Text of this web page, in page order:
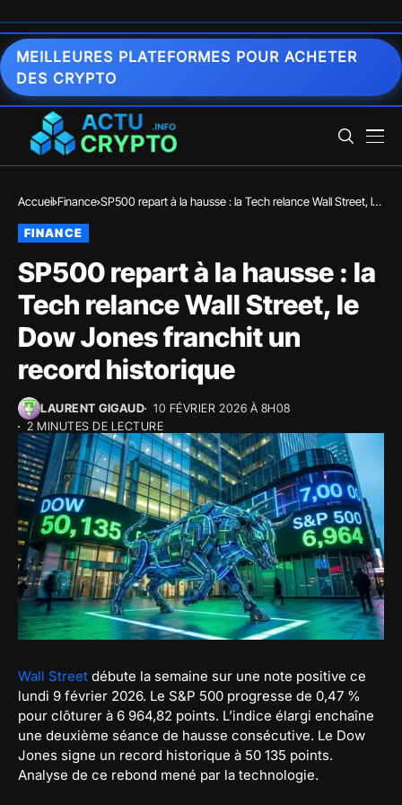
MEILLEURES PLATEFORMES POUR ACHETER
DES CRYPTO
Accueil Finance SP500 repart à la hausse : la Tech relance Wall Street, le
FINANCE
SP500 repart à la hausse : la
Tech relance Wall Street, le
Dow Jones franchit un
record historique
LAURENT GIGAUD
10 FÉVRIER 2026 À 8H08
2 MINUTES DE LECTURE
Wall Street débute la semaine sur une note positive ce
lundi 9 février 2026. Le S&P 500 progresse de 0,47 %
pour clôturer à 6 964,82 points. L’indice élargi enchaîne
une deuxième séance de hausse consécutive. Le Dow
Jones signe un record historique à 50 135 points.
Analyse de ce rebond mené par la technologie.